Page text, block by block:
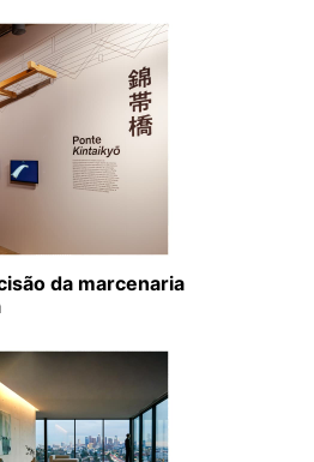
da marcenaria